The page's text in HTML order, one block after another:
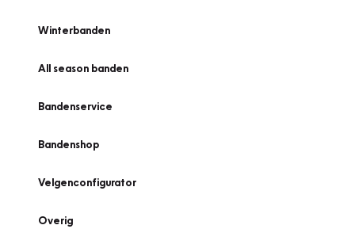
Winterbanden
All season banden
Bandenservice
Bandenshop
Velgenconfigurator
Overig